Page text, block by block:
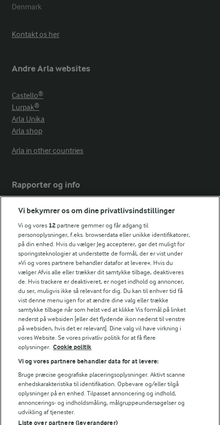
Denmark
Kontakt os her
Andre Arla websites
Castello®
Lurpak®
Arla Unika
Arla shop
Arla in other countries
Rapporter og info
Årsrapport
FarmAhead™ Check rapport
Andelshaverinfo: Mælkepris
Fødevarestyrelsens smiley-rapporter for Arla Foods
Fødevarestyrelsens smiley-rapporter for Jörd
Fødevarestyrelsens smiley-rapporter for Lurpak PB
Følg
© 2026 Arla Foods
Vælg en anden cookies
Vi bekymrer os om dine privatlivsindstillinger
Vi og vores 12 partnere gemmer og får adgang til
personoplysninger, f.eks. browserdata eller unikke identifikatorer,
på din enhed. Hvis du vælger Jeg accepterer, gør det muligt for
sporingsteknologier at understøtte de formål, der er vist under
»Vi og vores partnere behandler datafor at levere«. Hvis du
vælger Afvis alle eller trækker dit samtykke tilbage, deaktiveres
de. Hvis trackere er deaktiveret, er noget indhold og annoncer,
du ser, muligvis ikke så relevant for dig. Du kan til enhver tid få
vist denne menu igen for at ændre dine valg eller trække
samtykke tilbage når som helst ved at klikke Vis formål på linket
nederst på websiden [eller det flydende ikon nederst til venstre
på websiden, hvis det er relevant]. Dine valg vil have virkning i
vores Website. Se vores privatliv politik for at få flere
oplysninger. Cookie politik
Vi og vores partnere behandler data for at levere:
Bruge præcise geografiske placeringsoplysninger. Aktivt scanne
enhedskarakteristika til identifikation. Opbevare og/eller tilgå
oplysninger på en enhed. Tilpasset annoncering og indhold,
annoncerings- og indholdsmåling, målgruppeundersøgelser og
udvikling af tjenester.
Liste over partnere (leverandører)